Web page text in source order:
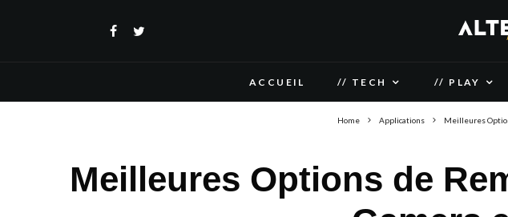
ACCUEIL // TECH // PLAY
Home Applications Meilleures
Meilleures Options de